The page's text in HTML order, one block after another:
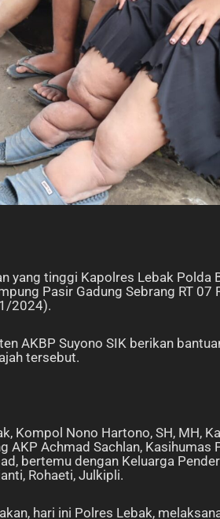
yang tinggi Kapolres Lebak Polda
Pasir Gadung Sebrang RT 07
2024).
AKBP Suyono SIK berikan
tersebut.
Kompol Nono Hartono, SH, MH,
AKP Achmad Sachlan, Kasihumas
bertemu dengan Keluarga
Rohaeti, Julkipli.
hari ini Polres Lebak,